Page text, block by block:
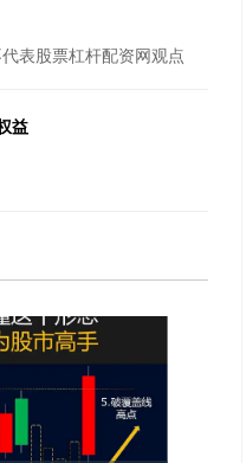
表股票杠杆配资网观点
益